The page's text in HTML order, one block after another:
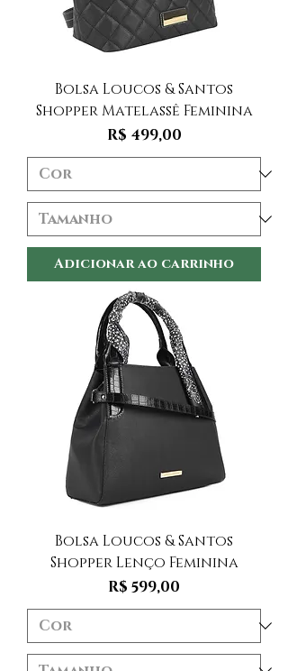
Bolsa Loucos & Santos
Shopper Matelassê Feminina
Preço
R$ 499,00
Adicionar ao carrinho
Bolsa Loucos & Santos
Shopper Lenço Feminina
Preço
R$ 599,00